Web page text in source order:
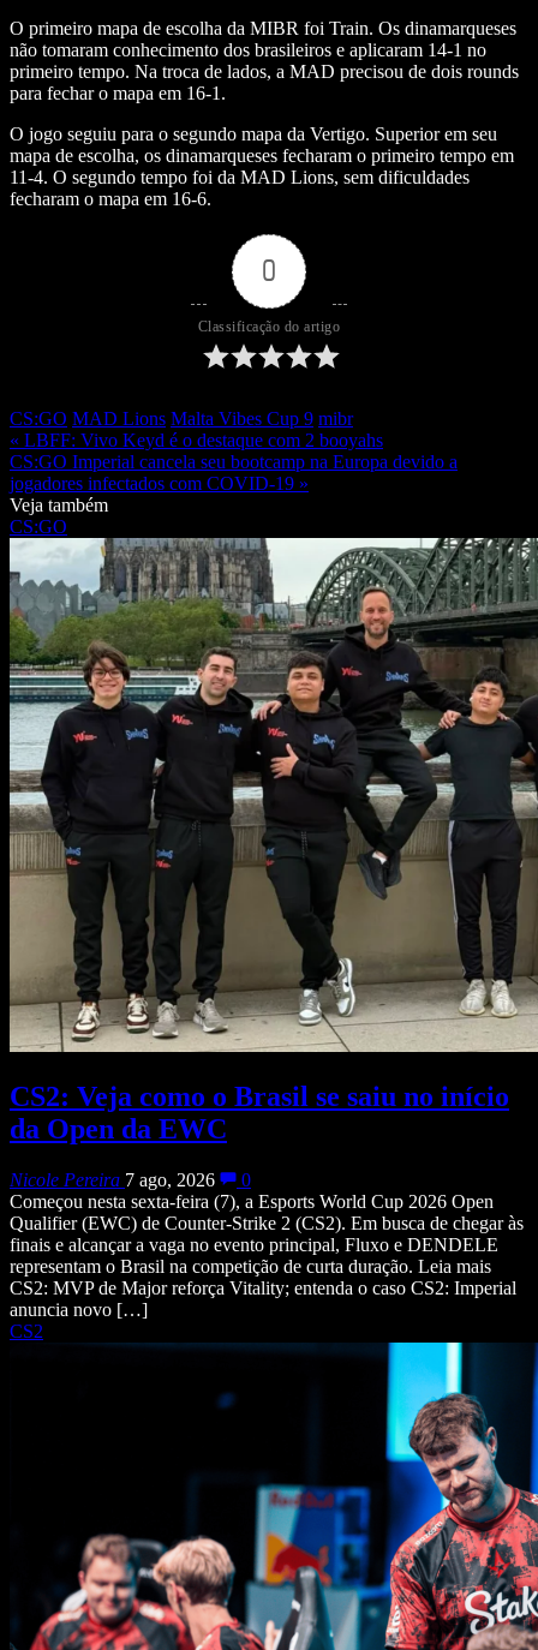
O primeiro mapa de escolha da MIBR foi Train. Os dinamarqueses
não tomaram conhecimento dos brasileiros e aplicaram 14-1 no
primeiro tempo. Na troca de lados, a MAD precisou de dois rounds
para fechar o mapa em 16-1.
O jogo seguiu para o segundo mapa da Vertigo. Superior em seu
mapa de escolha, os dinamarqueses fecharam o primeiro tempo em
11-4. O segundo tempo foi da MAD Lions, sem dificuldades
fecharam o mapa em 16-6.
0
Classificação do artigo
CS:GO MAD Lions Malta Vibes Cup 9 mibr
« LBFF: Vivo Keyd é o destaque com 2 booyahs
CS:GO Imperial cancela seu bootcamp na Europa devido a
jogadores infectados com COVID-19 »
Veja também
CS:GO
CS2: Veja como o Brasil se saiu no início
da Open da EWC
Nicole Pereira 7 ago, 2026
0
Começou nesta sexta-feira (7), a Esports World Cup 2026 Open
Qualifier (EWC) de Counter-Strike 2 (CS2). Em busca de chegar às
finais e alcançar a vaga no evento principal, Fluxo e DENDELE
representam o Brasil na competição de curta duração. Leia mais
CS2: MVP de Major reforça Vitality; entenda o caso CS2: Imperial
anuncia novo […]
CS2